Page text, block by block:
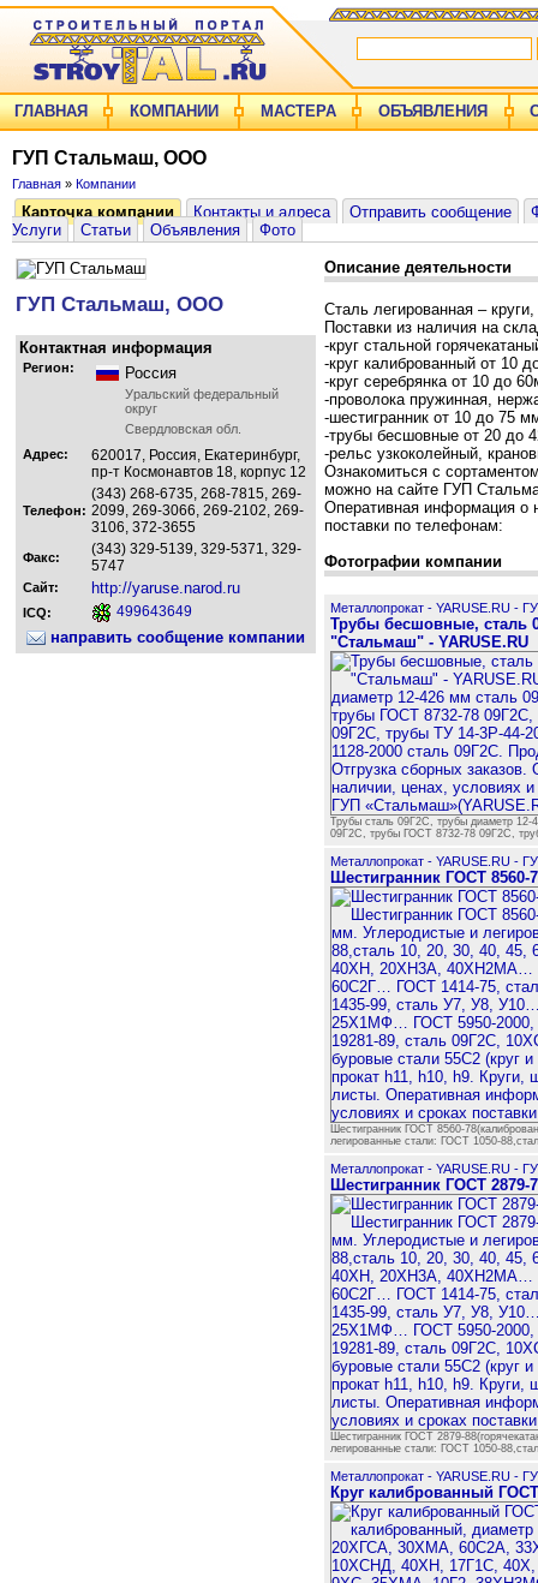
ГЛАВНАЯ КОМПАНИИ МАСТЕРА ОБЪЯВЛЕНИЯ
ГУП Стальмаш, ООО
Главная » Компании
Карточка компании Контакты и адреса Отправить сообщение
Услуги
Статьи Объявления Фото
ГУП Стальмаш, ООО
Контактная информация
Регион: Россия
Уральский федеральный
округ
Свердловская обл.
Адрес:
620017, Россия, Екатеринбург,
пр-т Космонавтов 18, корпус 12
Телефон:
(343) 268-6735, 268-7815, 269-
2099, 269-3066, 269-2102, 269-
3106, 372-3655
Факс:
(343) 329-5139, 329-5371, 329-
5747
Сайт: http://yaruse.narod.ru
ICQ: 499643649
направить сообщение компании
Описание деятельности
Сталь легированная –
Поставки из наличия на
-круг стальной
-круг калиброванный от 10
-круг серебрянка от 10 до
-проволока пружинная,
-шестигранник от 10 до 75
-трубы бесшовные от 20 до
-рельс узкоколейный,
Ознакомиться с
можно на сайте ГУП
Оперативная информация о
поставки по телефонам:
Фотографии компании
Металлопрокат - YARUSE.RU -
Трубы бесшовные, сталь
"Стальмаш" - YARUSE.RU
Трубы сталь 09Г2С, трубы диаметр
09Г2С, трубы ГОСТ 8732-78 09Г2С,
Металлопрокат - YARUSE.RU -
Шестигранник ГОСТ 8560-
Шестигранник ГОСТ 8560-
легированные стали: ГОСТ 1050-
Металлопрокат - YARUSE.RU -
Шестигранник ГОСТ 2879-
Шестигранник ГОСТ 2879-
легированные стали: ГОСТ 1050-
Металлопрокат - YARUSE.RU -
Круг калиброванный ГОСТ